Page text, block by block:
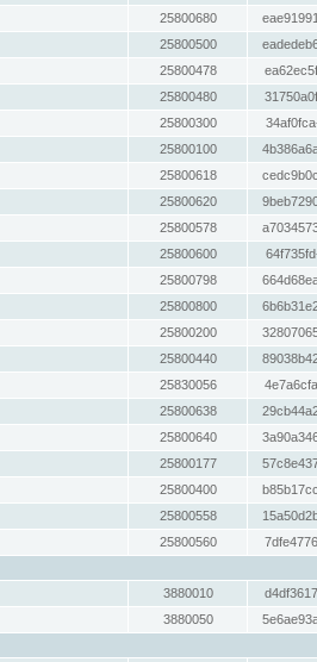
25800680
25800500
25800478
25800480
25800300
25800100
25800618
25800620
25800578
25800600
25800798
25800800
25800200
25800440
25830056
25800638
25800640
25800177
25800400
25800558
25800560
3880010
3880050